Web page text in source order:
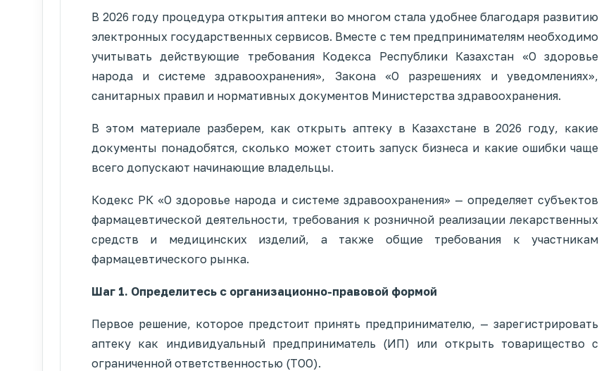
В 2026 году процедура открытия аптеки во многом стала удобнее благодаря развитию
электронных государственных сервисов. Вместе с тем предпринимателям необходимо
учитывать действующие требования Кодекса Республики Казахстан «О здоровье
народа и системе здравоохранения», Закона «О разрешениях и уведомлениях»,
санитарных правил и нормативных документов Министерства здравоохранения.
В этом материале разберем, как открыть аптеку в Казахстане в 2026 году, какие
документы понадобятся, сколько может стоить запуск бизнеса и какие ошибки чаще
всего допускают начинающие владельцы.
Кодекс РК «О здоровье народа и системе здравоохранения» — определяет субъектов
фармацевтической деятельности, требования к розничной реализации лекарственных
средств и медицинских изделий, а также общие требования к участникам
фармацевтического рынка.
Шаг 1. Определитесь с организационно-правовой формой
Первое решение, которое предстоит принять предпринимателю, — зарегистрировать
аптеку как индивидуальный предприниматель (ИП) или открыть товарищество с
ограниченной ответственностью (ТОО).